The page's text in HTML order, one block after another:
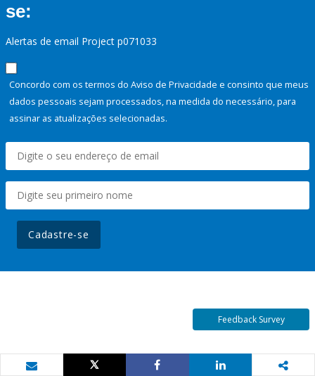
se:
Alertas de email Project p071033
Concordo com os termos do Aviso de Privacidade e consinto que meus
dados pessoais sejam processados, na medida do necessário, para
assinar as atualizações selecionadas.
Cadastre-se
Feedback Survey